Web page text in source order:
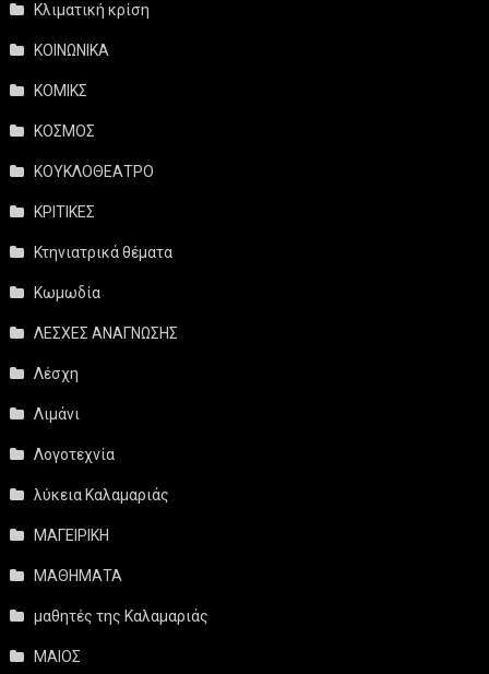
Κλιματική κρίση
ΚΟΙΝΩΝΙΚΑ
ΚΟΜΙΚΣ
ΚΟΣΜΟΣ
ΚΟΥΚΛΟΘΕΑΤΡΟ
ΚΡΙΤΙΚΕΣ
Κτηνιατρικά θέματα
Κωμωδία
ΛΕΣΧΕΣ ΑΝΑΓΝΩΣΗΣ
Λέσχη
Λιμάνι
Λογοτεχνία
λύκεια Καλαμαριάς
ΜΑΓΕΙΡΙΚΗ
ΜΑΘΗΜΑΤΑ
μαθητές της Καλαμαριάς
ΜΑΙΟΣ